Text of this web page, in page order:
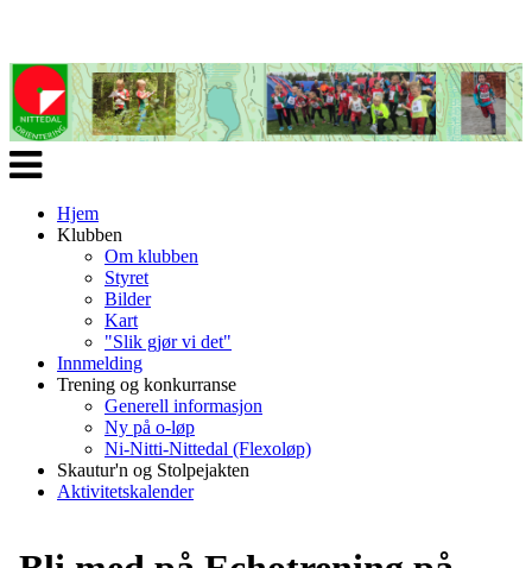
Veksle
navigasjon
Hjem
Klubben
Om klubben
Styret
Bilder
Kart
"Slik gjør vi det"
Innmelding
Trening og konkurranse
Generell informasjon
Ny på o-løp
Ni-Nitti-Nittedal (Flexoløp)
Skautur'n og Stolpejakten
Aktivitetskalender